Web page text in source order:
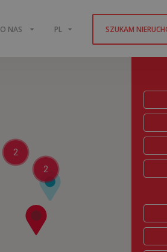
O NAS PL SZUKAM
2
2